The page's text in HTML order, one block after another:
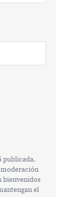
publicada.
bienvenidos
el